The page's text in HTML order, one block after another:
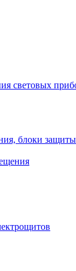
световых
блоки